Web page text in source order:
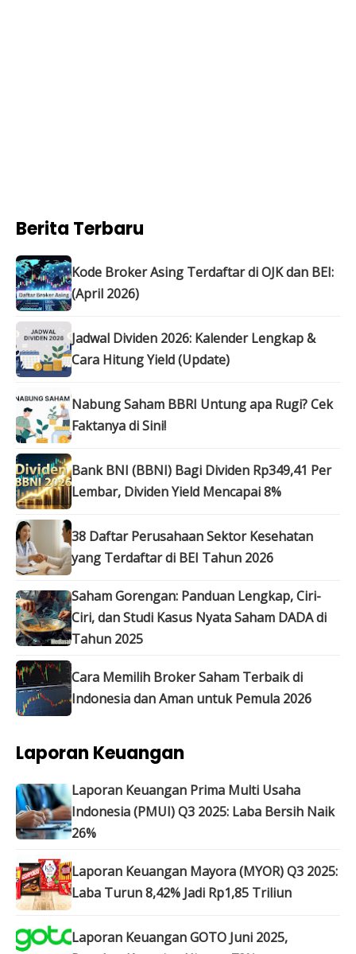
Berita Terbaru
Kode Broker Asing Terdaftar di OJK dan BEI:
(April 2026)
Jadwal Dividen 2026: Kalender Lengkap &
Cara Hitung Yield (Update)
Nabung Saham BBRI Untung apa Rugi? Cek
Faktanya di Sini!
Bank BNI (BBNI) Bagi Dividen Rp349,41 Per
Lembar, Dividen Yield Mencapai 8%
38 Daftar Perusahaan Sektor Kesehatan
yang Terdaftar di BEI Tahun 2026
Saham Gorengan: Panduan Lengkap, Ciri-
Ciri, dan Studi Kasus Nyata Saham DADA di
Tahun 2025
Cara Memilih Broker Saham Terbaik di
Indonesia dan Aman untuk Pemula 2026
Laporan Keuangan
Laporan Keuangan Prima Multi Usaha
Indonesia (PMUI) Q3 2025: Laba Bersih Naik
26%
Laporan Keuangan Mayora (MYOR) Q3 2025:
Laba Turun 8,42% Jadi Rp1,85 Triliun
Laporan Keuangan GOTO Juni 2025,